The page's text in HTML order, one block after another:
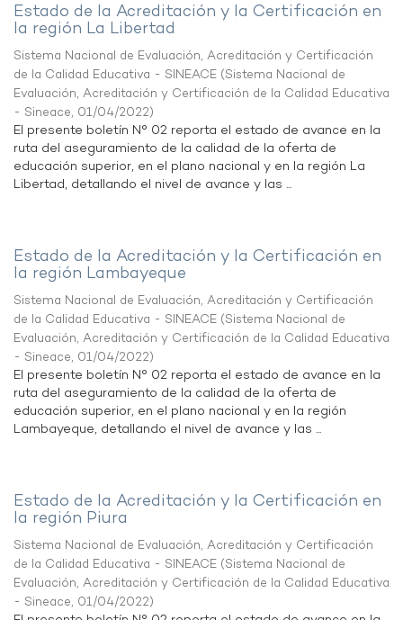
Estado de la Acreditación y la Certificación en
la región La Libertad
Sistema Nacional de Evaluación, Acreditación y Certificación
de la Calidad Educativa - SINEACE (Sistema Nacional de
Evaluación, Acreditación y Certificación de la Calidad Educativa
- Sineace, 01/04/2022)
El presente boletín N° 02 reporta el estado de avance en la
ruta del aseguramiento de la calidad de la oferta de
educación superior, en el plano nacional y en la región La
Libertad, detallando el nivel de avance y las ...
Estado de la Acreditación y la Certificación en
la región Lambayeque
Sistema Nacional de Evaluación, Acreditación y Certificación
de la Calidad Educativa - SINEACE (Sistema Nacional de
Evaluación, Acreditación y Certificación de la Calidad Educativa
- Sineace, 01/04/2022)
El presente boletín N° 02 reporta el estado de avance en la
ruta del aseguramiento de la calidad de la oferta de
educación superior, en el plano nacional y en la región
Lambayeque, detallando el nivel de avance y las ...
Estado de la Acreditación y la Certificación en
la región Piura
Sistema Nacional de Evaluación, Acreditación y Certificación
de la Calidad Educativa - SINEACE (Sistema Nacional de
Evaluación, Acreditación y Certificación de la Calidad Educativa
- Sineace, 01/04/2022)